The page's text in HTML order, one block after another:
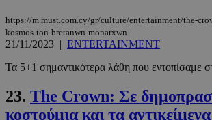
https://m.must.com.cy/gr/culture/entertainment/the-
kosmos-ton-bretanwn-monarxwn
21/11/2023 | ENTERTAINMENT
Τα 5+1 σημαντικότερα λάθη που εντοπίσαμε
23. The Crown: Σε
κοστούμια και τα